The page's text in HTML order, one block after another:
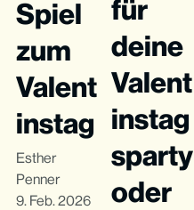
Spiel
zum
Valent
instag
Esther
Penner
9. Feb. 2026
für
deine
Valent
instag
sparty
oder